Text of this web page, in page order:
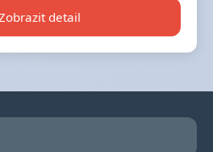
detail